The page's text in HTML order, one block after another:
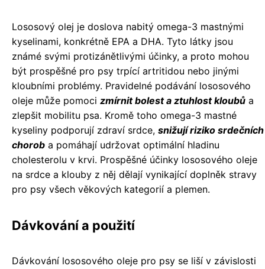
Lososový olej je doslova nabitý omega-3 mastnými
kyselinami, konkrétně EPA a DHA. Tyto látky jsou
známé svými protizánětlivými účinky, a proto mohou
být prospěšné pro psy trpící artritidou nebo jinými
kloubními problémy. Pravidelné podávání lososového
oleje může pomoci zmírnit bolest a ztuhlost kloubů a
zlepšit mobilitu psa. Kromě toho omega-3 mastné
kyseliny podporují zdraví srdce, snižují riziko srdečních
chorob a pomáhají udržovat optimální hladinu
cholesterolu v krvi. Prospěšné účinky lososového oleje
na srdce a klouby z něj dělají vynikající doplněk stravy
pro psy všech věkových kategorií a plemen.
Dávkování a použití
Dávkování lososového oleje pro psy se liší v závislosti